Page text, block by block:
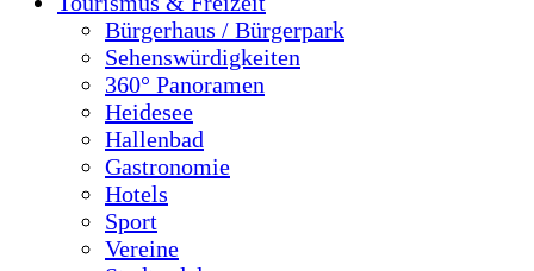
Bürgerhaus / Bürgerpark
Sehenswürdigkeiten
360° Panoramen
Heidesee
Hallenbad
Gastronomie
Hotels
Sport
Vereine